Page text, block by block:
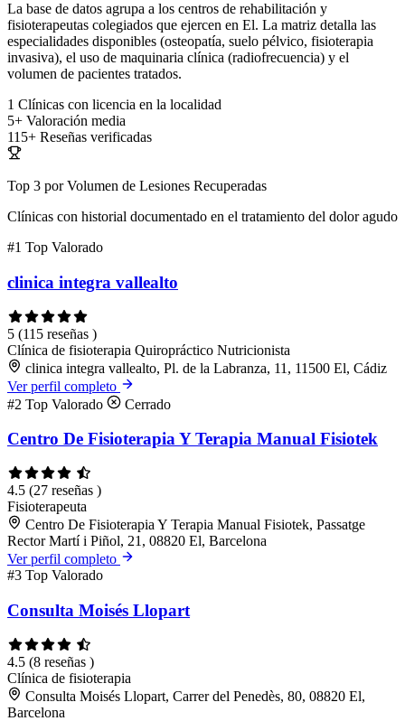
La base de datos agrupa a los centros de rehabilitación y
fisioterapeutas colegiados que ejercen en El. La matriz detalla las
especialidades disponibles (osteopatía, suelo pélvico, fisioterapia
invasiva), el uso de maquinaria clínica (radiofrecuencia) y el
volumen de pacientes tratados.
1 Clínicas con licencia en la localidad
5+ Valoración media
115+ Reseñas verificadas
Top 3 por Volumen de Lesiones Recuperadas
Clínicas con historial documentado en el tratamiento del dolor agudo
#1 Top Valorado
clinica integra vallealto
5 (115 reseñas )
Clínica de fisioterapia Quiropráctico Nutricionista
clinica integra vallealto, Pl. de la Labranza, 11, 11500 El, Cádiz
Ver perfil completo
#2 Top Valorado Cerrado
Centro De Fisioterapia Y Terapia Manual Fisiotek
4.5 (27 reseñas )
Fisioterapeuta
Centro De Fisioterapia Y Terapia Manual Fisiotek, Passatge
Rector Martí i Piñol, 21, 08820 El, Barcelona
Ver perfil completo
#3 Top Valorado
Consulta Moisés Llopart
4.5 (8 reseñas )
Clínica de fisioterapia
Consulta Moisés Llopart, Carrer del Penedès, 80, 08820 El,
Barcelona